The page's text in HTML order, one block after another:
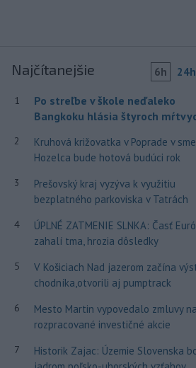
Najčítanejšie 6h 24h
1
Po streľbe v škole neďaleko
Bangkoku hlásia štyroch
2
Kruhová križovatka v Poprade v
Hozelca bude hotová budúci rok
3
Prešovský kraj vyzýva k využitiu
bezplatného parkoviska v Tatrách
4
ÚPLNÉ ZATMENIE SLNKA: Časť
zahalí tma, hrozia dôsledky
5
V Košiciach Nad jazerom začína
chodníka,otvorili aj pumptrack
6
Mesto Martin vypovedalo zmluvy
rozpracované investičné akcie
7
Historik Zajac: Územie Slovenska